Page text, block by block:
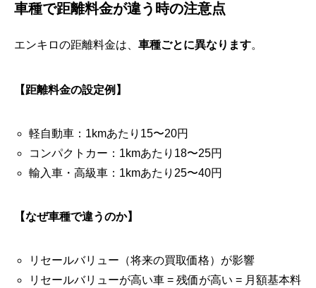
車種で距離料金が違う時の注意点
エンキロの距離料金は、 車種ごとに異なります。
【距離料金の設定例】
軽自動車：1kmあたり15〜20円
コンパクトカー：1kmあたり18〜25円
輸入車・高級車：1kmあたり25〜40円
【なぜ車種で違うのか】
リセールバリュー（将来の買取価格）が影響
リセールバリューが高い車 = 残価が高い = 月額基本料